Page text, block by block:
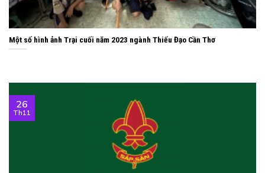
Một số hình ảnh Trại cuối năm 2023 ngành Thiếu Đạo Cần Thơ
26
Th11